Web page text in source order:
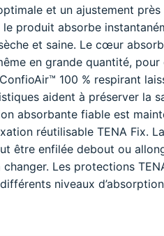
et un ajustement près
le produit absorbe
et saine. Le cœur
en grande quantité,
100 % respirant
aident à préserver la
absorbante fiable est
réutilisable TENA Fix.
être enfilée debout ou
Les protections
niveaux